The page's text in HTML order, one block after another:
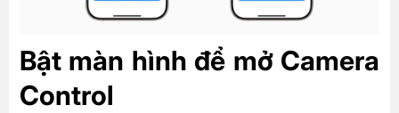
Bật màn hình để mở Camera
Control